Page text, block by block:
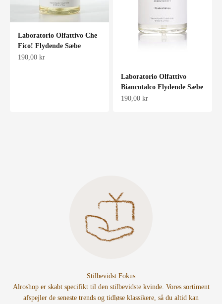
Laboratorio Olfattivo Che
Fico! Flydende Sæbe
Salgspris
190,00 kr
Laboratorio Olfattivo
Biancotalco Flydende Sæbe
Salgspris
190,00 kr
Stilbevidst Fokus
Alroshop er skabt specifikt til den stilbevidste kvinde. Vores sortiment
afspejler de seneste trends og tidløse klassikere, så du altid kan